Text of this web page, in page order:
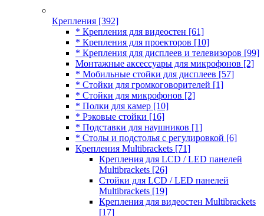
Крепления [392]
* Крепления для видеостен [61]
* Крепления для проекторов [10]
* Крепления для дисплеев и телевизоров [99]
Монтажные аксессуары для микрофонов [2]
* Мобильные стойки для дисплеев [57]
* Стойки для громкоговорителей [1]
* Стойки для микрофонов [2]
* Полки для камер [10]
* Рэковые стойки [16]
* Подставки для наушников [1]
* Столы и подстолья с регулировкой [6]
Крепления Multibrackets [71]
Крепления для LCD / LED панелей
Multibrackets [26]
Стойки для LCD / LED панелей
Multibrackets [19]
Крепления для видеостен Multibrackets
[17]